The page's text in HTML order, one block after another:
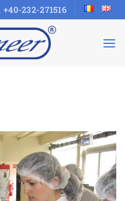
+40-232-271516